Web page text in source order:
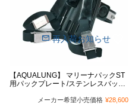
【AQUALUNG】 マリーナパックST
用パックプレート/ステンレスバック
メーカー希望小売価格 ¥28,600
再入荷お知らせ